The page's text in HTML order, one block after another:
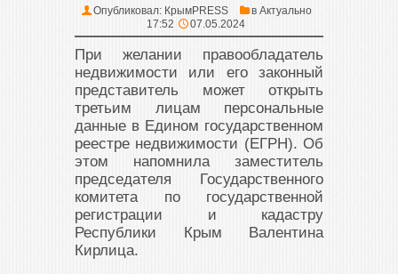
Опубликовал: КрымPRESS в Актуально
17:52
07.05.2024
При желании правообладатель
недвижимости или его законный
представитель может открыть
третьим лицам персональные
данные в Едином государственном
реестре недвижимости (ЕГРН). Об
этом напомнила заместитель
председателя Государственного
комитета по государственной
регистрации и кадастру
Республики Крым Валентина
Кирлица.